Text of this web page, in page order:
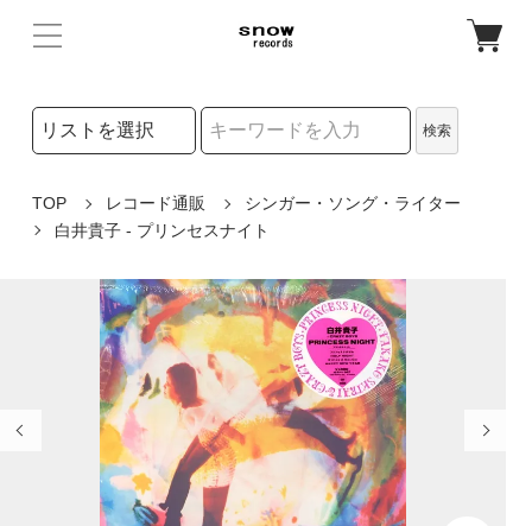
検索リストの選択
検索
TOP レコード通販
シンガー・ソング・ライター
白井貴子 - プリンセスナイト